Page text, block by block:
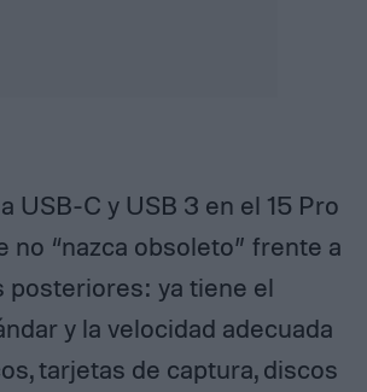
USB‑C y USB 3 en el 15 Pro
no “nazca obsoleto” frente a
posteriores: ya tiene el
y la velocidad adecuada
tarjetas de captura, discos